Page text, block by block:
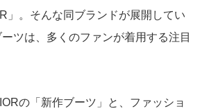
」。そんな同ブランドが展開してい
ツは、多くのファンが着用する注目
の「新作ブーツ」と、ファッショ